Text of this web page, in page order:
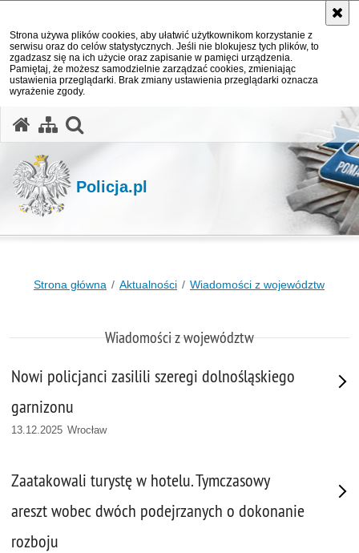
Strona używa plików cookies, aby ułatwić użytkownikom korzystanie z
serwisu oraz do celów statystycznych. Jeśli nie blokujesz tych plików, to
zgadzasz się na ich użycie oraz zapisanie w pamięci urządzenia.
Pamiętaj, że możesz samodzielnie zarządzać cookies, zmieniając
ustawienia przeglądarki. Brak zmiany ustawienia przeglądarki oznacza
wyrażenie zgody.
Policja.pl
Strona główna Aktualności Wiadomości z województw
Wiadomości z województw
Nowi policjanci zasilili szeregi dolnośląskiego
garnizonu
13.12.2025 Wrocław
Zaatakowali turystę w hotelu. Tymczasowy
areszt wobec dwóch podejrzanych o dokonanie
rozboju